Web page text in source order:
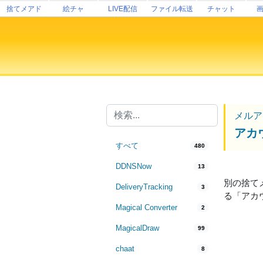
捨てメアド 絵チャ LIVE配信 ファイル転送 チャット
すべて 480
DDNSNow 13
DeliveryTracking 3
Magical Converter 2
MagicalDraw 99
chaat 8
メル
アカ
別の捨て
る「アカ